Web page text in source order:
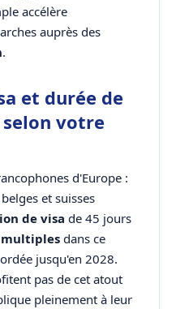
accélère
auprès des
.
et durée de
votre
d'Europe :
et suisses
de visa de 45 jours
dans ce
jusqu'en 2028.
pas de cet atout
pleinement à leur